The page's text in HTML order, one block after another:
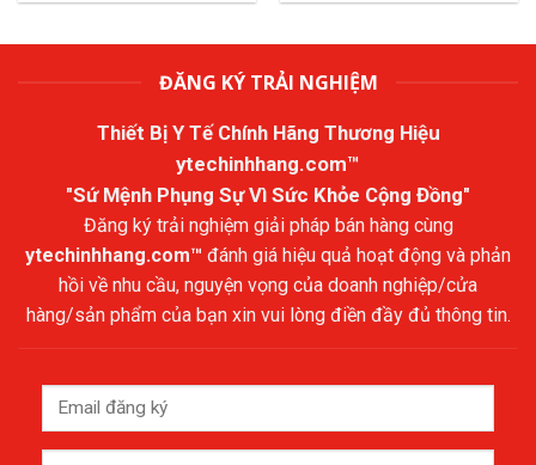
ĐĂNG KÝ TRẢI NGHIỆM
Thiết Bị Y Tế Chính Hãng Thương Hiệu
ytechinhhang.com™
"Sứ Mệnh Phụng Sự Vì Sức Khỏe Cộng Đồng"
Đăng ký trải nghiệm giải pháp bán hàng cùng
ytechinhhang.com™ đánh giá hiệu quả hoạt động và phản
hồi về nhu cầu, nguyện vọng của doanh nghiệp/cửa
hàng/sản phẩm của bạn xin vui lòng điền đầy đủ thông tin.